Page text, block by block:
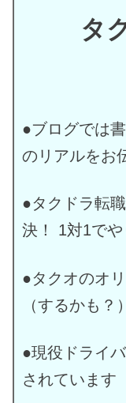
タ
●ブログでは
のリアルをお
●タクドラ転
決！ 1対1でや
●タクオのオ
（するかも？）
●現役ドライ
されています